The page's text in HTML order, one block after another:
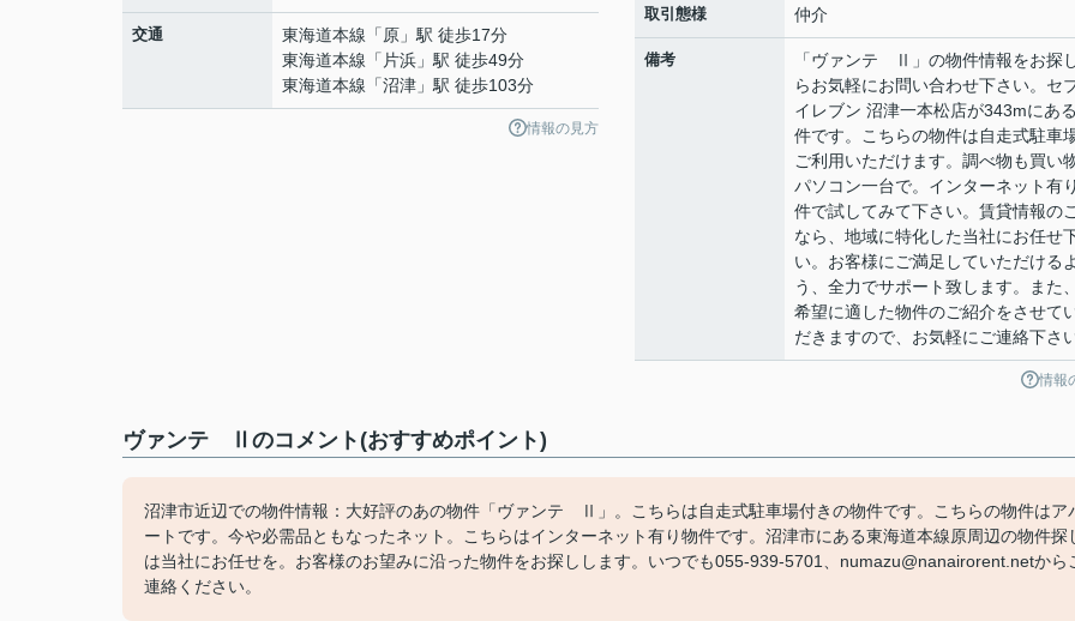
交通 東海道本線 「 原 」駅 徒歩17分
東海道本線 「 片浜 」駅 徒歩49分
東海道本線 「沼津 」駅 徒歩103分
情報の見方
取引態様 仲介
備考
「ヴァンテ Ⅱ」の物件情報をお探
らお気軽にお問い合わせ下さい。セ
イレブン 沼津一本松店が343mにあ
件です。こちらの物件は自走式駐車
ご利用いただけます。調べ物も買い
パソコン一台で。インターネット有
件で試してみて下さい。賃貸情報の
なら、地域に特化した当社にお任せ
い。お客様にご満足していただけるよ
う、全力でサポート致します。また
希望に適した物件のご紹介をさせて
だきますので、お気軽にご連絡下さい
情報
ヴァンテ Ⅱのコメント(おすすめポイント)
沼津市近辺での物件情報：大好評のあの物件「ヴァンテ Ⅱ」。こちらは自走式駐車場付きの物件です。こちらの物件はア
ートです。今や必需品ともなったネット。こちらはインターネット有り物件です。沼津市にある東海道本線原周辺の物件探
は当社にお任せを。お客様のお望みに沿った物件をお探しします。いつでも055-939-5701、numazu@nanairorent.netから
連絡ください。